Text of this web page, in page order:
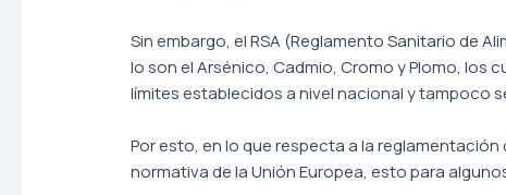
Sin embargo, el RSA (Reglamento Sanitario de
lo son el Arsénico, Cadmio, Cromo y Plomo, los
límites establecidos a nivel nacional y tampoco
Por esto, en lo que respecta a la
normativa de la Unión Europea, esto para